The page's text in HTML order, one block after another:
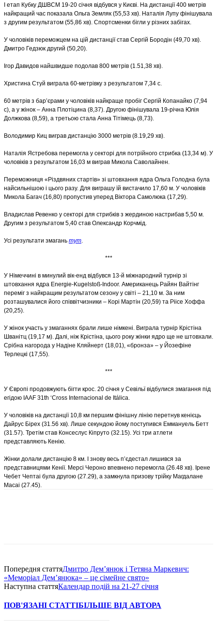
І етап Кубку ДШВСМ 19-20 січня відбувся у Києві. На дистанції 400 метрів
найкращий час показала Ольга Земляк (55,53 хв). Наталія Лупу фінішувала
з другим результатом (55,86 хв). Спортсменки бігли у різних забігах.
У чоловіків переможцем на цій дистанції став Сергій Бородін (49,70 хв).
Дмитро Гедзюк другий (50,20).
Ігор Давидов найшвидше подолав 800 метрів (1.51,38 хв).
Христина Стуй виграла 60-метрівку з результатом 7,34 с.
60 метрів з бар’єрами у чоловіків найкраще пробіг Сергій Копанайко (7,94
с), а у жінок – Анна Плотіцина (8,37). Другою фінішувала 19-річна Юлія
Должкова (8,59), а третьою стала Анна Тітімець (8,73).
Володимир Киц виграв дистанцію 3000 метрів (8.19,29 хв).
Наталія Ястребова перемогла у секторі для потрійного стрибка (13,34 м). У
чоловіків з результатом 16,03 м виграв Микола Саволайнен.
Переможниця «Різдвяних стартів» зі штовхання ядра Ольга Голодна була
найсильнішою і цього разу. Для виграшу їй вистачило 17,60 м. У чоловіків
Микола Багач (16,80) пропустив уперед Віктора Самолюка (17,29).
Владислав Ревенко у секторі для стрибків з жердиною настрибав 5,50 м.
Другим з результатом 5,40 став Олександр Корчмід.
Усі результати змагань тут
***
У Німеччині в минулий вік-енд відбувся 13-й міжнародний турнір зі
штовхання ядра Energie-Kugelstoß-Indoor. Американець Райян Вайтінг
переміг з найкращим результатом сезону у світі – 21,10 м. За ним
розташувалися його співвітчизники – Корі Мартін (20,59) та Ріісе Хоффа
(20,25).
У жінок участь у змаганнях брали лише німкені. Виграла турнір Крістіна
Шванітц (19,17 м). Далі, ніж Крістіна, цього року жінки ядро ще не штовхали.
Срібна нагорода у Надіне Кляйнерт (18,01), «бронза» – у Йозефіне
Терлецкі (17,55).
***
У Європі продовжують бігти крос. 20 січня у Севільї відбулися змагання під
егідою IAAF 31th ‘Cross Internacional de Itálica.
У чоловіків на дистанції 10,8 км першим фінішну лінію перетнув кенієць
Дайрус Бірех (31.56 хв). Лише секундою йому поступився Еммануель Бетт
(31.57). Третім став Консеслус Кіпруто (32.15). Усі три атлети
представляють Кенію.
Жінки долали дистанцію 8 км. І знову весь п’єдестал лишився за
представницями Кенії. Мерсі Чероно впевнено перемогла (26.48 хв). Ірене
Чебет Чептаі була другою (27.29), а замкнула призову трійку Магдалане
Масаі (27.45).
Попередня статтяДмитро Дем’янюк і Тетяна Маркевич:
«Меморіал Дем’янюка» – це сімейне свято»
Наступна статтяКалендар подій на 21-27 січня
ПОВ'ЯЗАНІ СТАТТІБІЛЬШЕ ВІД АВТОРА